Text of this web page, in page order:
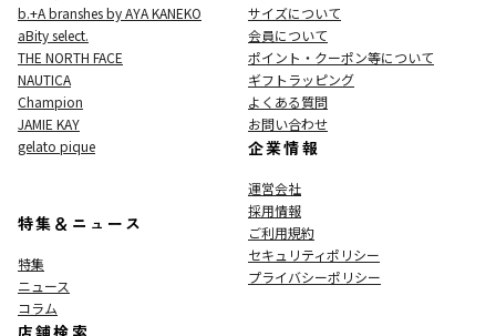
b.+A branshes by AYA KANEKO
aBity select.
THE NORTH FACE
NAUTICA
Champion
JAMIE KAY
gelato pique
特集＆ニュース
特集
ニュース
コラム
店舗検索
サイズについて
会員について
ポイント・クーポン等について
ギフトラッピング
よくある質問
お問い合わせ
企業情報
運営会社
採用情報
ご利用規約
セキュリティポリシー
プライバシーポリシー